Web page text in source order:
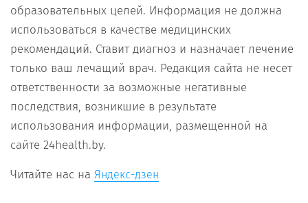
образовательных целей. Информация не должна
использоваться в качестве медицинских
рекомендаций. Ставит диагноз и назначает лечение
только ваш лечащий врач. Редакция сайта не несет
ответственности за возможные негативные
последствия, возникшие в результате
использования информации, размещенной на
сайте 24health.by.
Читайте нас на Яндекс-дзен